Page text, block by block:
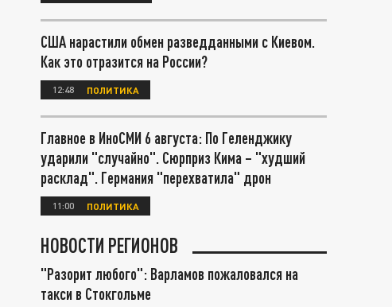
США нарастили обмен разведданными с Киевом.
Как это отразится на России?
12:48 ПОЛИТИКА
Главное в ИноСМИ 6 августа: По Геленджику
ударили "случайно". Сюрприз Кима – "худший
расклад". Германия "перехватила" дрон
11:00 ПОЛИТИКА
НОВОСТИ РЕГИОНОВ
"Разорит любого": Варламов пожаловался на
такси в Стокгольме